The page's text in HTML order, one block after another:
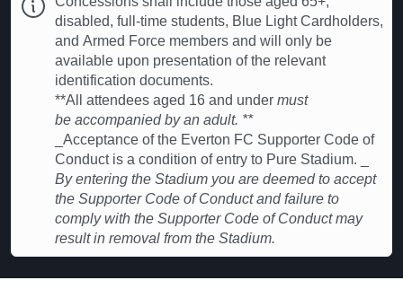
disabled, full-time students, Blue Light Cardholders,
and Armed Force members and will only be
available upon presentation of the relevant
identification documents.
**All attendees aged 16 and under must
be accompanied by an adult. **
_Acceptance of the Everton FC Supporter Code of
Conduct is a condition of entry to Pure Stadium. _
By entering the Stadium you are deemed to accept
the Supporter Code of Conduct and failure to
comply with the Supporter Code of Conduct may
result in removal from the Stadium.